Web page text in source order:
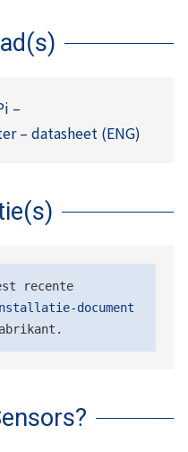
–
– datasheet (ENG)
document